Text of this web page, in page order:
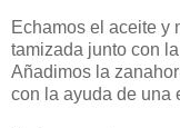
Echamos el aceite y
tamizada junto con
Añadimos la
con la ayuda de una